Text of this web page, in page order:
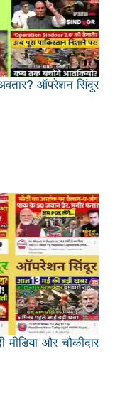
ऑपरेशन सिंदूर
और चौकीदार